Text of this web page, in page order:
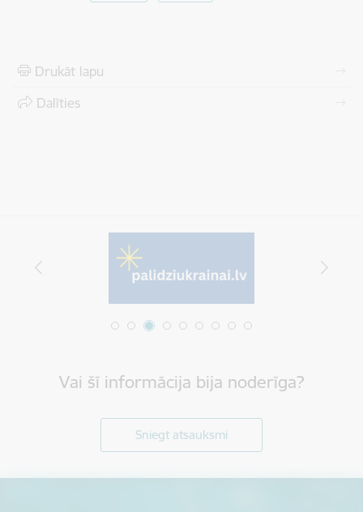
Drukāt lapu
Dalīties
Vai šī informācija bija noderīga?
Sniegt atsauksmi